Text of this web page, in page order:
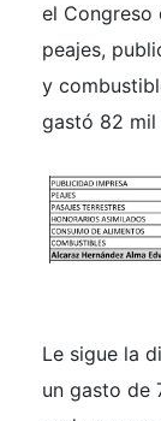
el Congreso
peajes,
y
gastó 82 mil
Le sigue la
un gasto de